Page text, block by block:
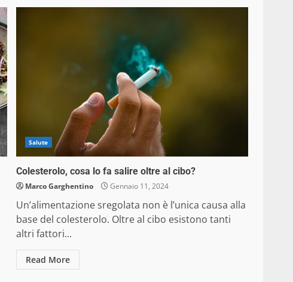
Salute
Colesterolo, cosa lo fa salire oltre al cibo?
Marco Garghentino Gennaio 11, 2024
Un’alimentazione sregolata non è l’unica causa alla
base del colesterolo. Oltre al cibo esistono tanti
altri fattori...
Read More